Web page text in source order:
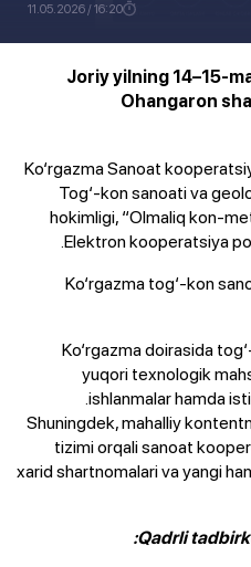
16:20 / 11.05.2026
Joriy yilning 14–15-
Ohangaron
Ko‘rgazma Sanoat
Tog‘-kon sanoati va
hokimligi, “Olmaliq kon-
Elektron kooperatsiya
Ko‘rgazma tog‘-kon
Ko‘rgazma doirasida
yuqori texnologik
ishlanmalar hamda
Shuningdek, mahalliy
tizimi orqali sanoat
xarid shartnomalari va yangi
Qadrli